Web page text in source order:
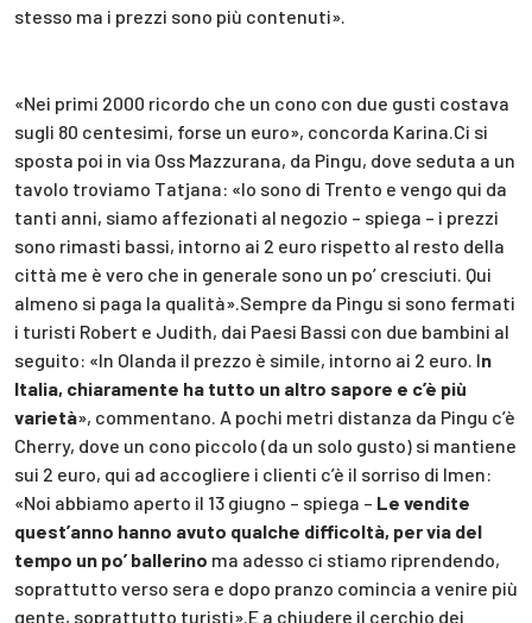
stesso ma i prezzi sono più contenuti».
«Nei primi 2000 ricordo che un cono con due gusti costava
sugli 80 centesimi, forse un euro», concorda Karina.Ci si
sposta poi in via Oss Mazzurana, da Pingu, dove seduta a un
tavolo troviamo Tatjana: «Io sono di Trento e vengo qui da
tanti anni, siamo affezionati al negozio – spiega – i prezzi
sono rimasti bassi, intorno ai 2 euro rispetto al resto della
città me è vero che in generale sono un po’ cresciuti. Qui
almeno si paga la qualità».Sempre da Pingu si sono fermati
i turisti Robert e Judith, dai Paesi Bassi con due bambini al
seguito: «In Olanda il prezzo è simile, intorno ai 2 euro. In
Italia, chiaramente ha tutto un altro sapore e c’è più
varietà», commentano. A pochi metri distanza da Pingu c’è
Cherry, dove un cono piccolo (da un solo gusto) si mantiene
sui 2 euro, qui ad accogliere i clienti c’è il sorriso di Imen:
«Noi abbiamo aperto il 13 giugno – spiega – Le vendite
quest’anno hanno avuto qualche difficoltà, per via del
tempo un po’ ballerino ma adesso ci stiamo riprendendo,
soprattutto verso sera e dopo pranzo comincia a venire più
gente, soprattutto turisti».E a chiudere il cerchio dei